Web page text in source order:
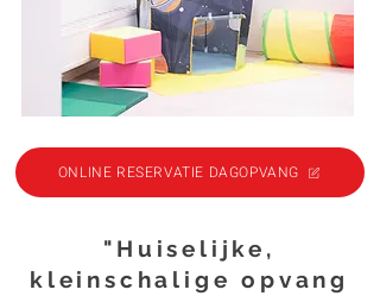
ONLINE RESERVATIE DAGOPVANG
"Huiselijke,
kleinschalige opvang